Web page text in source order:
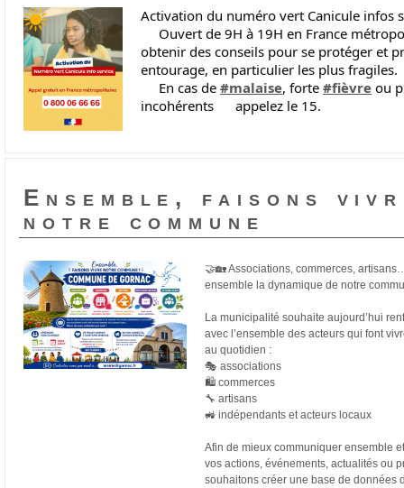
Activation du numéro vert Canicule infos
Ouvert de 9H à 19H en France
obtenir des conseils pour se protéger et
entourage, en particulier les plus fragiles.
En cas de #malaise, forte #fièvre ou
incohérents
appelez le 15.
Ensemble, faisons
notre commune
🤝🏡 Associations, commerces,
ensemble la dynamique de notre
La municipalité souhaite aujourd’hui
avec l’ensemble des acteurs qui font
au quotidien :
🎭 associations
🛍 commerces
🔧 artisans
🚜 indépendants et acteurs locaux
Afin de mieux communiquer ensemble
vos actions, événements, actualités ou
souhaitons créer une base de données